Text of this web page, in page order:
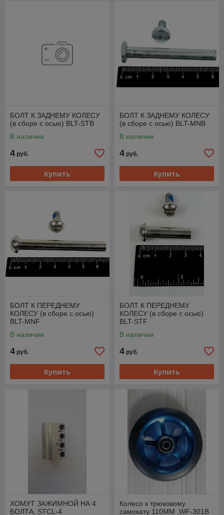
БОЛТ К ЗАДНЕМУ КОЛЕСУ
(в сборе с осью) BLT-STB
В наличии
4 руб.
Купить
БОЛТ К ЗАДНЕМУ КОЛЕСУ
(в сборе с осью) BLT-MNB
В наличии
4 руб.
Купить
БОЛТ К ПЕРЕДНЕМУ
КОЛЕСУ (в сборе с осью)
BLT-MNF
В наличии
4 руб.
Купить
БОЛТ К ПЕРЕДНЕМУ
КОЛЕСУ (в сборе с осью)
BLT-STF
В наличии
4 руб.
Купить
ХОМУТ ЗАЖИМНОЙ НА 4
БОЛТА, STCL-4
Колесо к трюковому
самокату 110ММ ,WF-301B